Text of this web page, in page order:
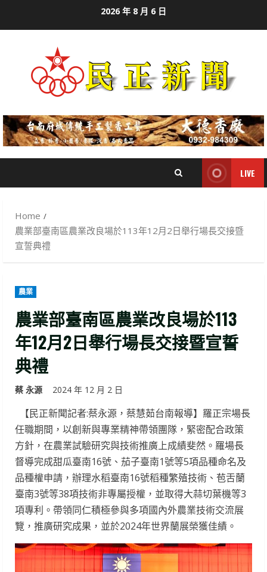
2026 年 8 月 6 日
LIVE
Home
農業部臺南區農業改良場於113年12月2日舉行場長交接暨
宣誓典禮
農業
農業部臺南區農業改良場於113
年12月2日舉行場長交接暨宣誓
典禮
蔡 永源 2024 年 12 月 2 日
【民正新聞記者:蔡永源，蔡慧茹台南報導】羅正宗場長
任職期間，以創新與專業精神帶領團隊，緊密配合政策
方針，在農業試驗研究與技術推廣上成績斐然。羅場長
督導完成甜瓜臺南16號、茄子臺南1號等5項品種命名及
品種權申請，辦理水稻臺南16號稻種繁殖技術、苞舌蘭
臺南3號等38項技術非專屬授權，並取得大蒜切葉機等3
項專利。帶領同仁積極參與多項國內外農業技術交流展
覽，推廣研究成果，並於2024年世界蘭展榮獲佳績。